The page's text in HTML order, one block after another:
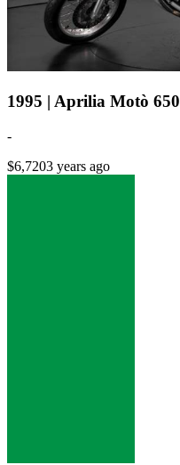
1995 | Aprilia Motò 650
-
$6,7203 years ago